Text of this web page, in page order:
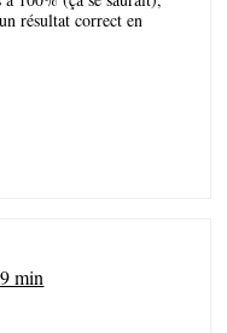
résultat correct en
min